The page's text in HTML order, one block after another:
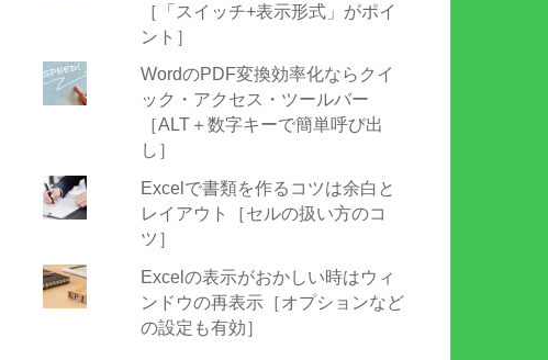
［「スイッチ+表示形式」がポイ
ント］
WordのPDF変換効率化ならクイ
ック・アクセス・ツールバー
［ALT＋数字キーで簡単呼び出
し］
Excelで書類を作るコツは余白と
レイアウト［セルの扱い方のコ
ツ］
Excelの表示がおかしい時はウィ
ンドウの再表示［オプションなど
の設定も有効］